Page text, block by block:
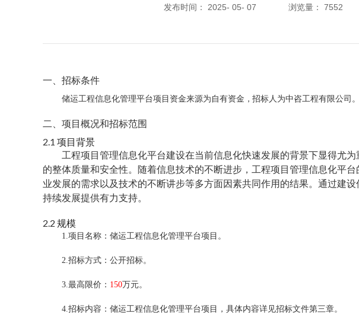
发布时间： 2025- 05- 07 浏览量： 7552
一、招标条件
储运工程信息化管理平台项目资金来源为自有资金 ， 招标人为中咨工程有限公司
二、项目概况和招标范围
2.1 项目背景
工程项目管理信息化平台建设在当前信息化快速发展的背景下显得尤
的整体质量和安全性。随着信息技术的不断进步，工程项目管理信息化平
业发展的需求以及技术的不断讲步等多方面因素共同作用的结果。通过建
持续发展提供有力支持。
2.2 规模
1.项目名称：储运工程信息化管理平台项目。
2.招标方式：公开招标。
3.最高限价： 150万元。
4.招标内容：储运工程信息化管理平台项目，具体内容详见招标文件第三章。